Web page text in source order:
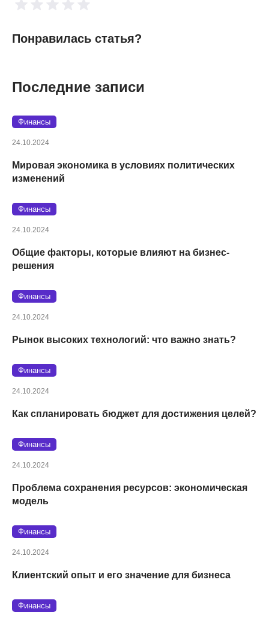
Понравилась статья?
Последние записи
Финансы
24.10.2024
Мировая экономика в условиях политических
изменений
Финансы
24.10.2024
Общие факторы, которые влияют на бизнес-
решения
Финансы
24.10.2024
Рынок высоких технологий: что важно знать?
Финансы
24.10.2024
Как спланировать бюджет для достижения целей?
Финансы
24.10.2024
Проблема сохранения ресурсов: экономическая
модель
Финансы
24.10.2024
Клиентский опыт и его значение для бизнеса
Финансы